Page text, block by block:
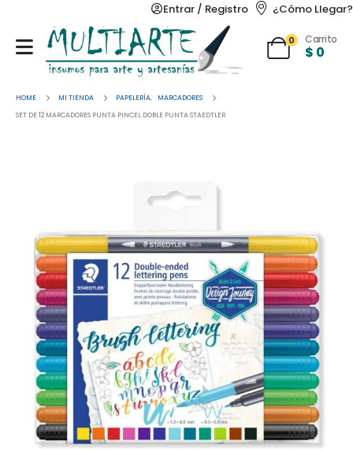
Entrar / Registro ¿Cómo Llegar?
0 Carrito
$ 0
HOME MI TIENDA PAPELERÍA,
MARCADORES
SET DE 12 MARCADORES PUNTA PINCEL DOBLE PUNTA STAEDTLER